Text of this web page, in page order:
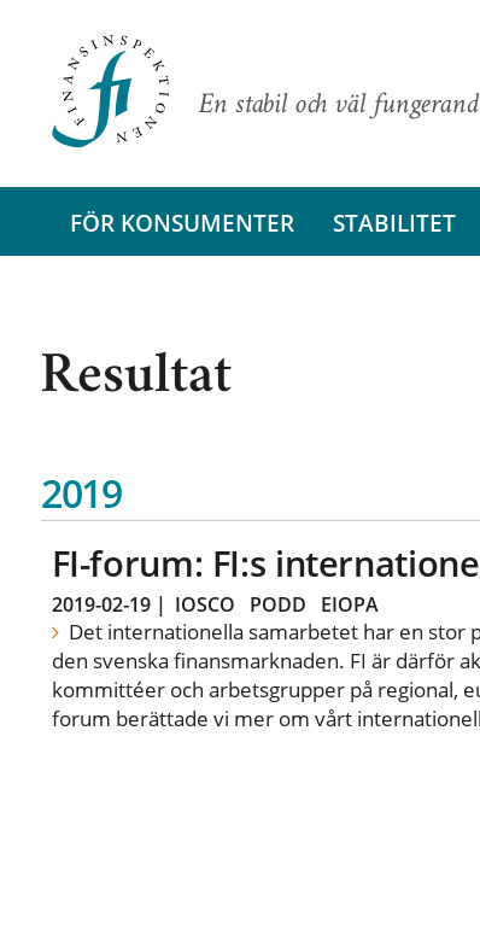
En stabil och väl
FÖR KONSUMENTER STABILITET
Resultat
2019
FI-forum: FI:s
2019-02-19| IOSCO PODD EIOPA
Det internationella samarbetet har en stor
den svenska finansmarknaden. FI är därför
kommittéer och arbetsgrupper på regional,
forum berättade vi mer om vårt